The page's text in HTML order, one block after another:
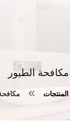
مكافحة الطيور
المنتجات